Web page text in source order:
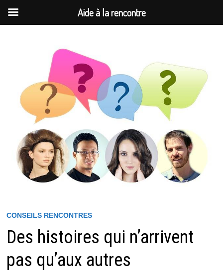
CONSEILS RENCONTRES
Des histoires qui n’arrivent
pas qu’aux autres
Aide à la rencontre